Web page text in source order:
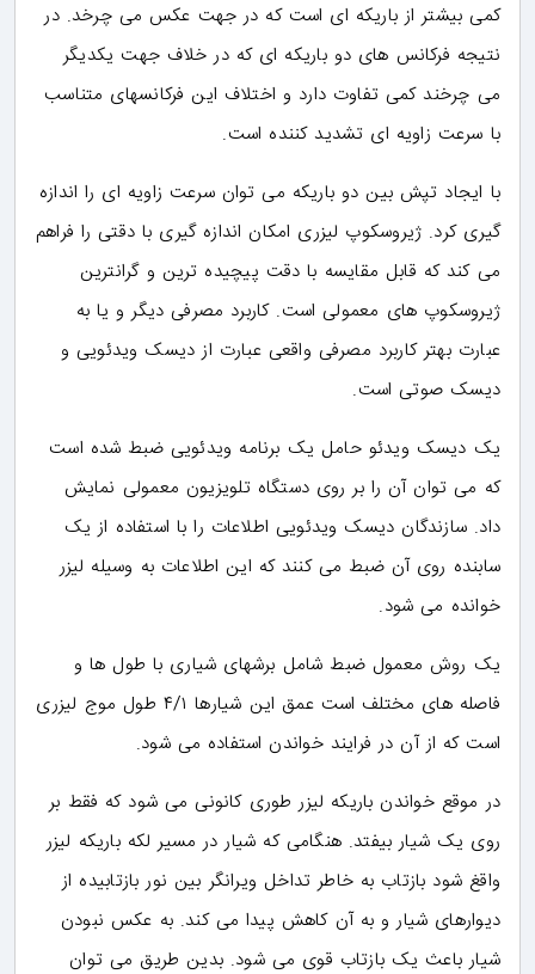
کمی بیشتر از باریکه ای است که در جهت عکس می چرخد. در
نتیجه فرکانس های دو باریکه ای که در خلاف جهت یکدیگر
می چرخند کمی تفاوت دارد و اختلاف این فرکانسهای متناسب
با سرعت زاویه ای تشدید کننده است.
با ایجاد تپش بین دو باریکه می توان سرعت زاویه ای را اندازه
گیری کرد. ژیروسکوپ لیزری امکان اندازه گیری با دقتی را فراهم
می کند که قابل مقایسه با دقت پیچیده ترین و گرانترین
ژیروسکوپ های معمولی است. کاربرد مصرفی دیگر و یا به
عبارت بهتر کاربرد مصرفی واقعی عبارت از دیسک ویدئویی و
دیسک صوتی است.
یک دیسک ویدئو حامل یک برنامه ویدئویی ضبط شده است
که می توان آن را بر روی دستگاه تلویزیون معمولی نمایش
داد. سازندگان دیسک ویدئویی اطلاعات را با استفاده از یک
سابنده روی آن ضبط می کنند که این اطلاعات به وسیله لیزر
خوانده می شود.
یک روش معمول ضبط شامل برشهای شیاری با طول ها و
فاصله های مختلف است عمق این شیارها ۴/۱ طول موج لیزری
است که از آن در فرایند خواندن استفاده می شود.
در موقع خواندن باریکه لیزر طوری کانونی می شود که فقط بر
روی یک شیار بیفتد. هنگامی که شیار در مسیر لکه باریکه لیزر
واقغ شود بازتاب به خاطر تداخل ویرانگر بین نور بازتابیده از
دیوارهای شیار و به آن کاهش پیدا می کند. به عکس نبودن
شیار باعث یک بازتاب قوی می شود. بدین طریق می توان